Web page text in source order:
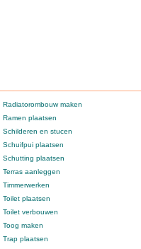
Radiatorombouw maken
Ramen plaatsen
Schilderen en stucen
Schuifpui plaatsen
Schutting plaatsen
Terras aanleggen
Timmerwerken
Toilet plaatsen
Toilet verbouwen
Toog maken
Trap plaatsen